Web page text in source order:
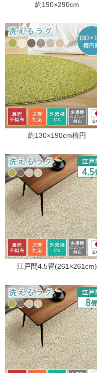
約190×290cm
約130×190cm楕円
江戸間4.5畳(261×261cm)